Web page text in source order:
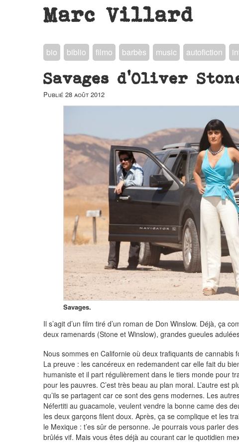
Marc Villard
bio biblio filmo barbès music autofiction
Savages d’Oliver
Publié 28 août 2012
Savages.
Il s’agit d’un film tiré d’un roman de Don Winslow. Déjà, ça
deux ramenards (Stone et Winslow), grandes gueules
Nous sommes en Californie où deux trafiquants de cannabis
La preuve : les cancéreux en redemandent car elle fait du
humaniste et il part régulièrement dans le tiers monde pour
pour les pauvres. C’est très beau au plan moral. L’autre est
qu’ils se partagent car ce sont des gens modernes. Les
Néfertiti au guacamole, veulent vendre la bonne came des
les deux garçons filent doux. Après, ça se complique et les
le Mexique : t’es sûr de personne. Je pourrais vous parler
brûlés vif. Mais vous êtes déjà au courant car le quotidien